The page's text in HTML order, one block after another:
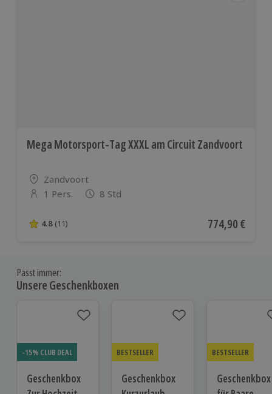
Mega Motorsport-Tag XXXL am Circuit Zandvoort
Standort
Zandvoort
Anzahl der Teilnehmer
1 Pers. 8 Std
4.8 von 5 Sternen basierend auf 11 Bewertungen
4.8 (11) Aktueller Preis
774,90 €
Passt immer:
Unsere Geschenkboxen
-15% CLUB DEAL
Geschenkbox
BESTSELLER
Geschenkbox
BESTSELLER
Geschenkbox